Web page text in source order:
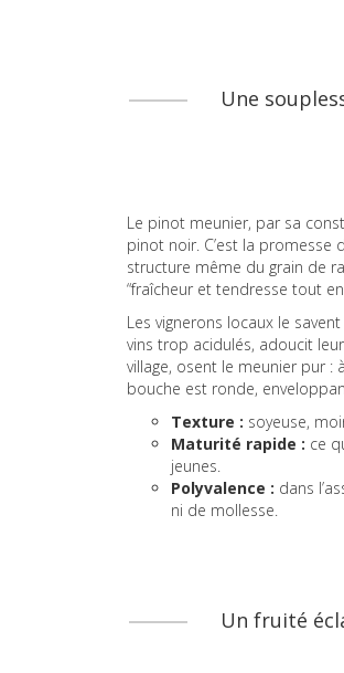
Une
Le pinot meunier, par sa
pinot noir. C’est la promesse
structure même du grain de
“fraîcheur et tendresse tout
Les vignerons locaux le
vins trop acidulés, adoucit
village, osent le meunier pur :
bouche est ronde,
Texture : soyeuse,
Maturité rapide : ce
jeunes.
Polyvalence : dans
ni de mollesse.
Un fruité